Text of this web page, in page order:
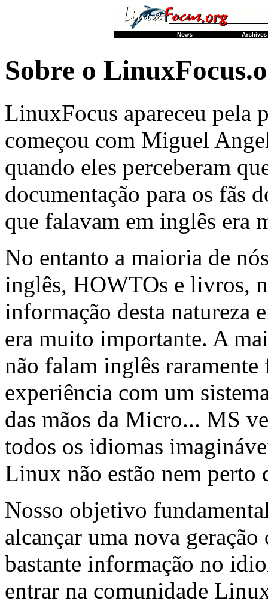
Sobre o
LinuxFocus apareceu pela
começou com Miguel
quando eles perceberam
documentação para os fãs
que falavam em inglês era
No entanto a maioria de
inglês, HOWTOs e livros,
informação desta natureza
era muito importante. A
não falam inglês
experiência com um
das mãos da Micro... MS
todos os idiomas
Linux não estão nem perto
Nosso objetivo
alcançar uma nova
bastante informação no
entrar na comunidade